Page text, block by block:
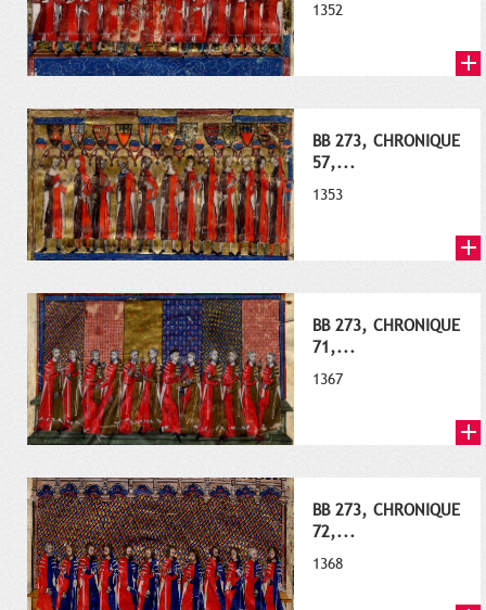
1352
BB 273, CHRONIQUE
57,...
1353
BB 273, CHRONIQUE
71,...
1367
BB 273, CHRONIQUE
72,...
1368